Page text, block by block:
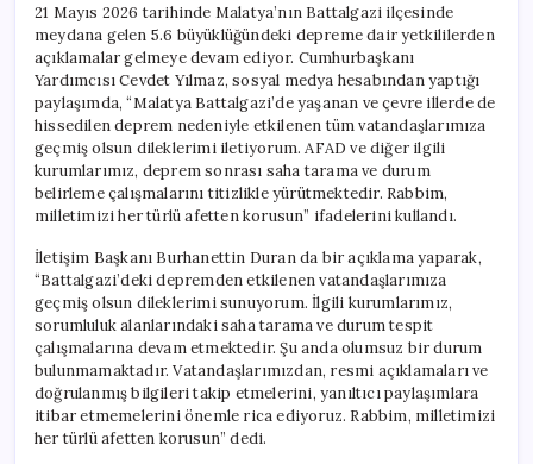
Geçmiş
Olsun
Mesajları
ve
Durum
Değerlendirmeleri
için
21 Mayıs 2026 tarihinde Malatya’nın Battalgazi ilçesinde
meydana gelen 5.6 büyüklüğündeki depreme dair yetkililerden
açıklamalar gelmeye devam ediyor. Cumhurbaşkanı
Yardımcısı Cevdet Yılmaz, sosyal medya hesabından yaptığı
paylaşımda, “Malatya Battalgazi’de yaşanan ve çevre illerde de
hissedilen deprem nedeniyle etkilenen tüm vatandaşlarımıza
geçmiş olsun dileklerimi iletiyorum. AFAD ve diğer ilgili
kurumlarımız, deprem sonrası saha tarama ve durum
belirleme çalışmalarını titizlikle yürütmektedir. Rabbim,
milletimizi her türlü afetten korusun” ifadelerini kullandı.
İletişim Başkanı Burhanettin Duran da bir açıklama yaparak,
“Battalgazi’deki depremden etkilenen vatandaşlarımıza
geçmiş olsun dileklerimi sunuyorum. İlgili kurumlarımız,
sorumluluk alanlarındaki saha tarama ve durum tespit
çalışmalarına devam etmektedir. Şu anda olumsuz bir durum
bulunmamaktadır. Vatandaşlarımızdan, resmi açıklamaları ve
doğrulanmış bilgileri takip etmelerini, yanıltıcı paylaşımlara
itibar etmemelerini önemle rica ediyoruz. Rabbim, milletimizi
her türlü afetten korusun” dedi.